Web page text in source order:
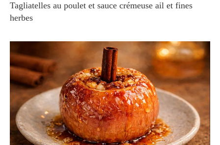
Tagliatelles au poulet et sauce crémeuse ail et fines
herbes